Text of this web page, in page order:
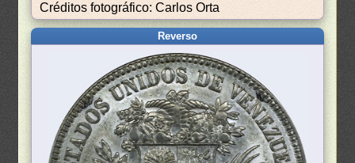
Créditos fotográfico: Carlos Orta
Reverso